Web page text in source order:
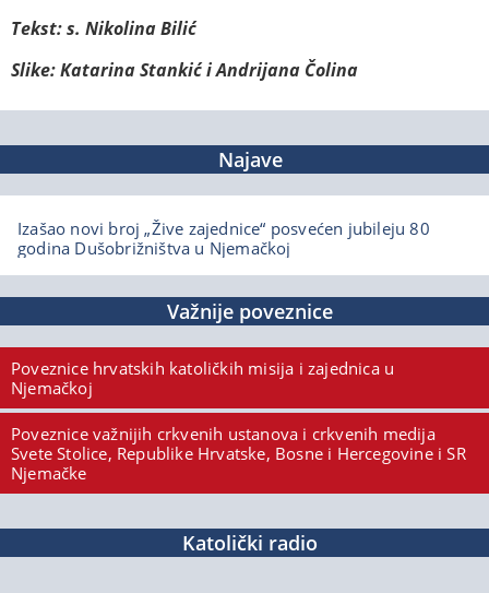
Tekst: s. Nikolina Bilić
Slike: Katarina Stankić i Andrijana Čolina
Najave
Izašao novi broj „Žive zajednice“ posvećen jubileju 80
godina Dušobrižništva u Njemačkoj
Važnije poveznice
Poveznice hrvatskih katoličkih misija i zajednica u
Njemačkoj
Poveznice važnijih crkvenih ustanova i crkvenih medija
Svete Stolice, Republike Hrvatske, Bosne i Hercegovine i SR
Njemačke
Katolički radio